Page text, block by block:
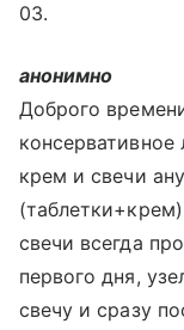
03.
анонимно
Доброго
консервативное
крем и свечи
свечи всегда
первого дня,
свечу и сразу